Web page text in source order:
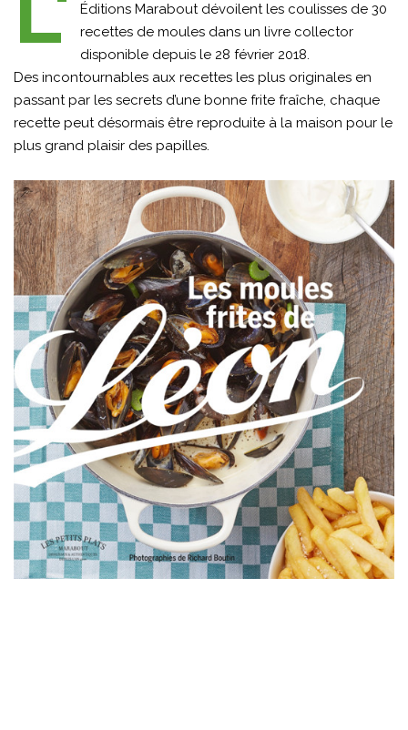
Éditions Marabout dévoilent les coulisses de 30
recettes de moules dans un livre collector
disponible depuis le 28 février 2018.
Des incontournables aux recettes les plus originales en
passant par les secrets d’une bonne frite fraîche, chaque
recette peut désormais être reproduite à la maison pour le
plus grand plaisir des papilles.